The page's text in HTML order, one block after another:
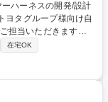
担当いただきます。
非常に裁量のあるポ
通貫で対応した部門
般の知識が習得できま
動運転など最新技術
在宅OK